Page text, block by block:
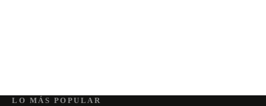
LO MÁS POPULAR